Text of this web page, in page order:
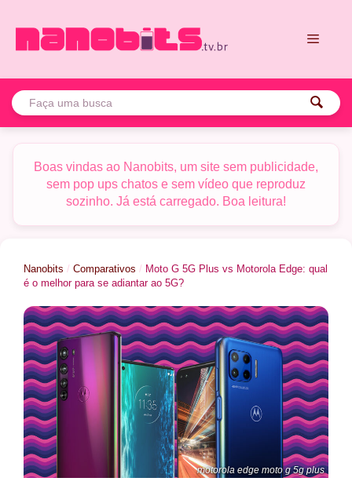
para
Boas vindas ao Nanobits, um site sem publicidade,
sem pop ups chatos e sem vídeo que reproduz
sozinho. Já está carregado. Boa leitura!
Nanobits / Comparativos / Moto G 5G Plus vs Motorola Edge: qual
é o melhor para se adiantar ao 5G?
motorola edge moto g 5g plus